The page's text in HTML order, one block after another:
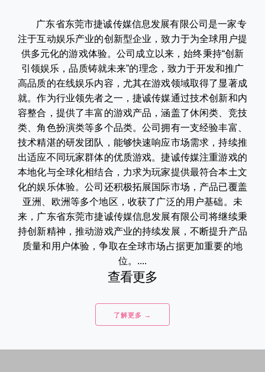
广东省东莞市捷诚传媒信息发展有限公司是一家专
注于互动娱乐产业的创新型企业，致力于为全球用户提
供多元化的游戏体验。公司成立以来，始终秉持“创新
引领娱乐，品质铸就未来”的理念，致力于开发和推广
高品质的在线娱乐内容，尤其在游戏领域取得了显著成
就。作为行业领先者之一，捷诚传媒通过技术创新和内
容整合，提供了丰富的游戏产品，涵盖了休闲类、竞技
类、角色扮演类等多个品类。公司拥有一支经验丰富、
技术精湛的研发团队，能够快速响应市场需求，持续推
出适应不同玩家群体的优质游戏。捷诚传媒注重游戏的
本地化与全球化相结合，力求为玩家提供最符合本土文
化的娱乐体验。公司还积极拓展国际市场，产品已覆盖
亚洲、欧洲等多个地区，收获了广泛的用户基础。未
来，广东省东莞市捷诚传媒信息发展有限公司将继续秉
持创新精神，推动游戏产业的持续发展，不断提升产品
质量和用户体验，争取在全球市场占据更加重要的地
位。....
查看更多
了解更多 →